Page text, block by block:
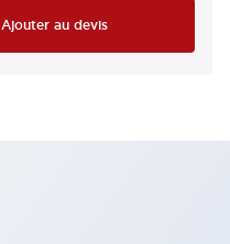
Ajouter au devis